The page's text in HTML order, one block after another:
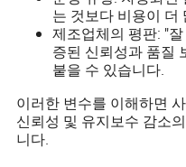
는 것보다 비용이 더
제조업체의 평판: "
증된 신뢰성과 품질
붙을 수 있습니다.
이러한 변수를 이해하면
신뢰성 및 유지보수 감소
니다.